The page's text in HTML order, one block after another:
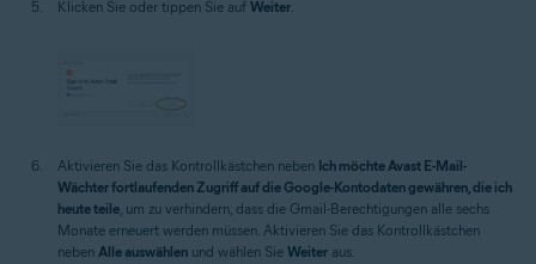
Klicken Sie oder tippen Sie auf Weiter
Aktivieren Sie das Kontrollkästchen neben Ich möchte Avast E-Mail-
Wächter fortlaufenden Zugriff auf die Google-Kontodaten gewähren, die ich
heute teile, um zu verhindern, dass die Gmail-Berechtigungen alle sechs
Monate erneuert werden müssen. Aktivieren Sie das Kontrollkästchen
neben Alle auswählen und wählen Sie Weiter aus.